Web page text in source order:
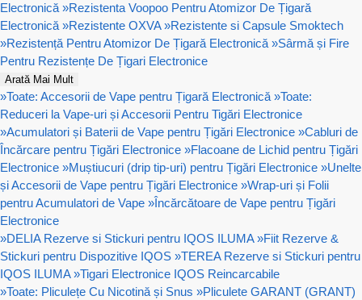
Electronică »Rezistenta Voopoo Pentru Atomizor De Țigară
Electronică »Rezistente OXVA »Rezistente si Capsule Smoktech
»Rezistență Pentru Atomizor De Țigară Electronică »Sârmă și Fire
Pentru Rezistențe De Țigari Electronice
Arată Mai Mult
»Toate: Accesorii de Vape pentru Țigară Electronică »Toate:
Reduceri la Vape-uri și Accesorii Pentru Tigări Electronice
»Acumulatori și Baterii de Vape pentru Țigări Electronice »Cabluri de
Încărcare pentru Țigări Electronice »Flacoane de Lichid pentru Țigări
Electronice »Muștiucuri (drip tip-uri) pentru Țigări Electronice »Unelte
și Accesorii de Vape pentru Țigări Electronice »Wrap-uri și Folii
pentru Acumulatori de Vape »Încărcătoare de Vape pentru Țigări
Electronice
»DELIA Rezerve si Stickuri pentru IQOS ILUMA »Fiit Rezerve &
Stickuri pentru Dispozitive IQOS »TEREA Rezerve si Stickuri pentru
IQOS ILUMA »Tigari Electronice IQOS Reincarcabile
»Toate: Pliculețe Cu Nicotină și Snus »Pliculete GARANT (GRANT)